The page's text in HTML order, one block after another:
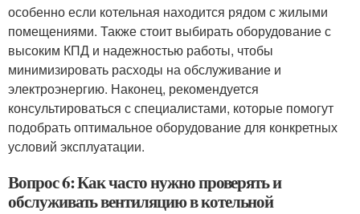
особенно если котельная находится рядом с жилыми
помещениями. Также стоит выбирать оборудование с
высоким КПД и надежностью работы, чтобы
минимизировать расходы на обслуживание и
электроэнергию. Наконец, рекомендуется
консультироваться с специалистами, которые помогут
подобрать оптимальное оборудование для конкретных
условий эксплуатации.
Вопрос 6: Как часто нужно проверять и
обслуживать вентиляцию в котельной